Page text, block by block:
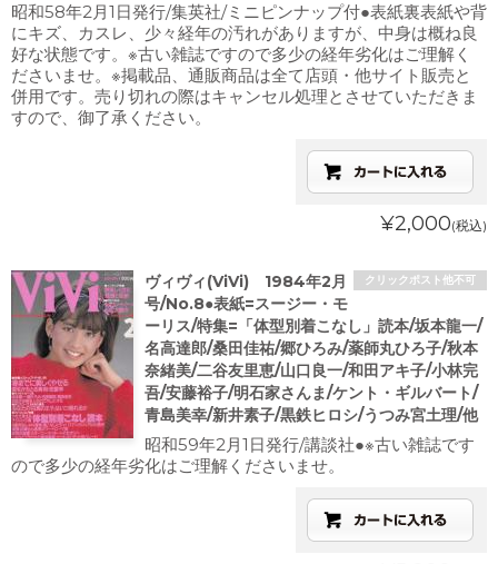
昭和58年2月1日発行/集英社/ミニピンナップ付●表紙裏表紙や背
にキズ、カスレ、少々経年の汚れがありますが、中身は概ね良
好な状態です。※古い雑誌ですので多少の経年劣化はご理解く
ださいませ。※掲載品、通販商品は全て店頭・他サイト販売と
併用です。売り切れの際はキャンセル処理とさせていただきま
すので、御了承ください。
¥2,000(税込)
クリックポスト他不可
ヴィヴィ(ViVi) 1984年2月
号/No.8●表紙=スージー・モ
ーリス/特集=「体型別着こなし」読本/坂本龍一/
名高達郎/桑田佳祐/郷ひろみ/薬師丸ひろ子/秋本
奈緒美/二谷友里恵/山口良一/和田アキ子/小林完
吾/安藤裕子/明石家さんま/ケント・ギルバート/
青島美幸/新井素子/黒鉄ヒロシ/うつみ宮土理/他
昭和59年2月1日発行/講談社●※古い雑誌です
ので多少の経年劣化はご理解くださいませ。